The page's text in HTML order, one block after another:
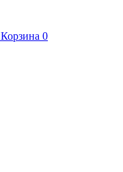
Корзина 0